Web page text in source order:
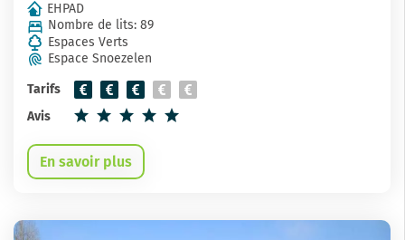
EHPAD
Nombre de lits: 89
Espaces Verts
Espace Snoezelen
Tarifs
Avis
En savoir plus